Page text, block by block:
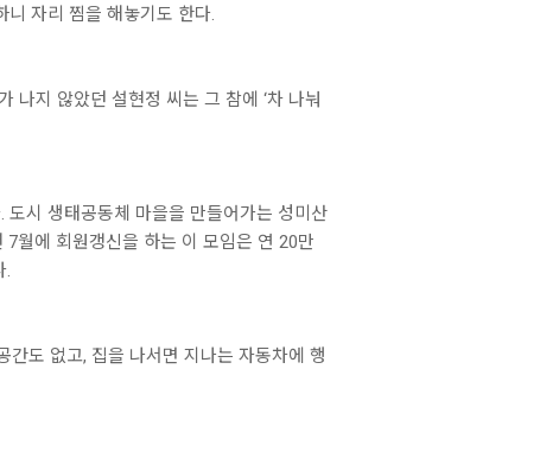
니 자리 찜을 해놓기도 한다.
나지 않았던 설현정 씨는 그 참에 ‘차 나눠
도시 생태공동체 마을을 만들어가는 성미산
월에 회원갱신을 하는 이 모임은 연 20만
.
도 없고, 집을 나서면 지나는 자동차에 행